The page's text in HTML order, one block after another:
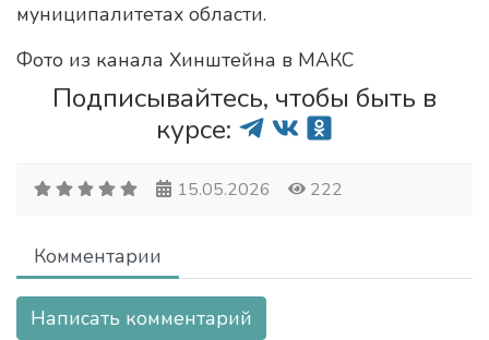
муниципалитетах области.
Фото из канала Хинштейна в МАКС
Подписывайтесь, чтобы быть в
курсе:
15.05.2026 222
Комментарии
Написать комментарий